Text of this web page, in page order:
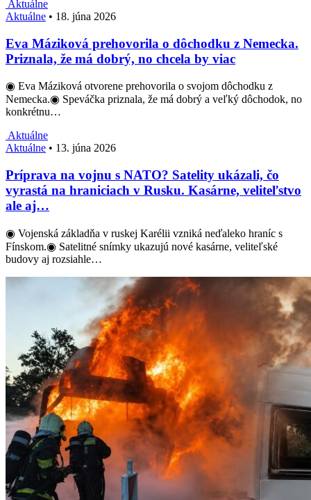
Aktuálne
Aktuálne • 18. júna 2026
Eva Máziková prehovorila o dôchodku z Nemecka.
Priznala, že má dobrý, no chcela by viac
◉ Eva Máziková otvorene prehovorila o svojom dôchodku z
Nemecka.◉ Speváčka priznala, že má dobrý a veľký dôchodok, no
konkrétnu…
Aktuálne
Aktuálne • 13. júna 2026
Príprava na vojnu s NATO? Satelity ukázali, čo
vyrastá na hraniciach v Rusku. Kasárne, veliteľstvo
ale aj…
◉ Vojenská základňa v ruskej Karélii vzniká neďaleko hraníc s
Fínskom.◉ Satelitné snímky ukazujú nové kasárne, veliteľské
budovy aj rozsiahle…